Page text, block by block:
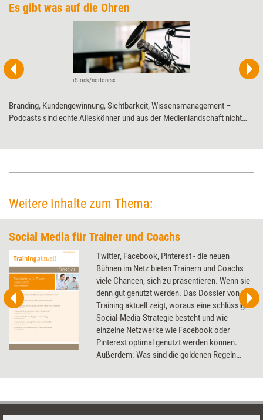
Es gibt was auf die Ohren
iStock/nortonrsx
Branding, Kundengewinnung, Sichtbarkeit, Wissensmanagement –
Podcasts sind echte Alleskönner und aus der Medienlandschaft nicht
Weitere Inhalte zum Thema:
Social Media für Trainer und Coachs
Twitter, Facebook, Pinterest - die neuen
Bühnen im Netz bieten Trainern und Coachs
viele Chancen, sich zu präsentieren. Wenn sie
denn gut genutzt werden. Das Dossier von
Training aktuell zeigt, woraus eine schlüssige
Social-Media-Strategie besteht und wie
einzelne Netzwerke wie Facebook oder
Pinterest optimal genutzt werden können.
Außerdem: Was sind die goldenen Regeln
mich mit einer Videobotschaft ideal in Szene?